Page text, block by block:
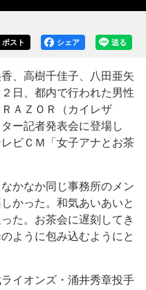
送る
シェア
ポスト
、高樹千佳子、八田亜矢
日、都内で行われた男性
ＡＺＯＲ（カイレザ
ー記者発表会に登場し
ビＣＭ「女子アナとお茶
かなか同じ事務所のメン
かった。和気あいあいと
た。お茶会に遅刻してき
ように包み込むようにと
イオンズ・涌井秀章投手